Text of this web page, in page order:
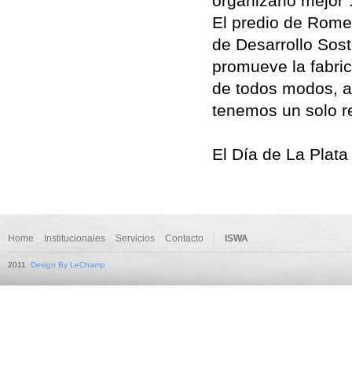
El predio de
de Desarrollo
promueve la
de todos modos,
tenemos un solo
El Día de La
Home Institucionales Servicios Contacto ISWA
2011 Design By LeChamp